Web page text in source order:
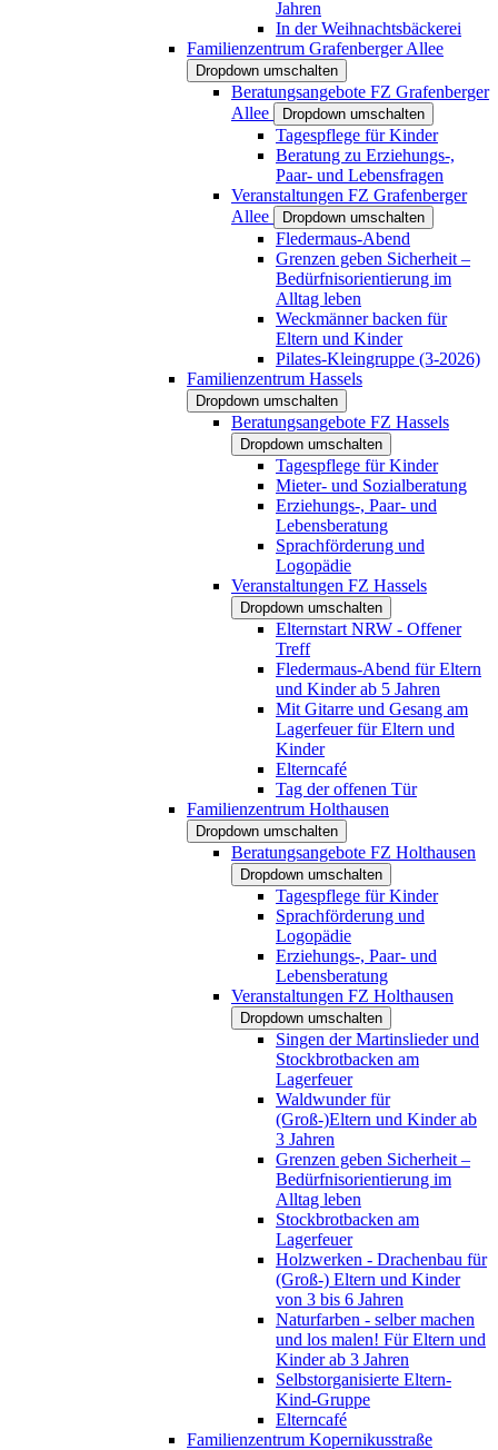
Jahren
In der Weihnachtsbäckerei
Familienzentrum Grafenberger Allee
Dropdown umschalten
Beratungsangebote FZ Grafenberger
Allee
Dropdown umschalten
Tagespflege für Kinder
Beratung zu Erziehungs-,
Paar- und Lebensfragen
Veranstaltungen FZ Grafenberger
Allee
Dropdown umschalten
Fledermaus-Abend
Grenzen geben Sicherheit –
Bedürfnisorientierung im
Alltag leben
Weckmänner backen für
Eltern und Kinder
Pilates-Kleingruppe (3-2026)
Familienzentrum Hassels
Dropdown umschalten
Beratungsangebote FZ Hassels
Dropdown umschalten
Tagespflege für Kinder
Mieter- und Sozialberatung
Erziehungs-, Paar- und
Lebensberatung
Sprachförderung und
Logopädie
Veranstaltungen FZ Hassels
Dropdown umschalten
Elternstart NRW - Offener
Treff
Fledermaus-Abend für Eltern
und Kinder ab 5 Jahren
Mit Gitarre und Gesang am
Lagerfeuer für Eltern und
Kinder
Elterncafé
Tag der offenen Tür
Familienzentrum Holthausen
Dropdown umschalten
Beratungsangebote FZ Holthausen
Dropdown umschalten
Tagespflege für Kinder
Sprachförderung und
Logopädie
Erziehungs-, Paar- und
Lebensberatung
Veranstaltungen FZ Holthausen
Dropdown umschalten
Singen der Martinslieder und
Stockbrotbacken am
Lagerfeuer
Waldwunder für
(Groß-)Eltern und Kinder ab
3 Jahren
Grenzen geben Sicherheit –
Bedürfnisorientierung im
Alltag leben
Stockbrotbacken am
Lagerfeuer
Holzwerken - Drachenbau für
(Groß-) Eltern und Kinder
von 3 bis 6 Jahren
Naturfarben - selber machen
und los malen! Für Eltern und
Kinder ab 3 Jahren
Selbstorganisierte Eltern-
Kind-Gruppe
Elterncafé
Familienzentrum Kopernikusstraße